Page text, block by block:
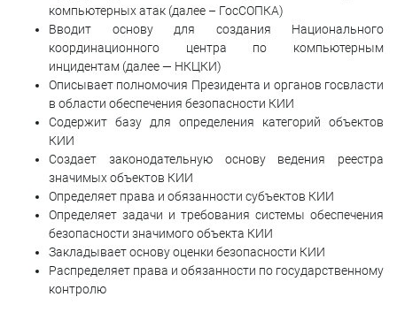
компьютерных атак (далее – ГосСОПКА)
Вводит основу для создания Национального
координационного центра по компьютерным
инцидентам (далее — НКЦКИ)
Описывает полномочия Президента и органов госвласти
в области обеспечения безопасности КИИ
Содержит базу для определения категорий объектов
КИИ
Создает законодательную основу ведения реестра
значимых объектов КИИ
Определяет права и обязанности субъектов КИИ
Определяет задачи и требования системы обеспечения
безопасности значимого объекта КИИ
Закладывает основу оценки безопасности КИИ
Распределяет права и обязанности по государственному
контролю